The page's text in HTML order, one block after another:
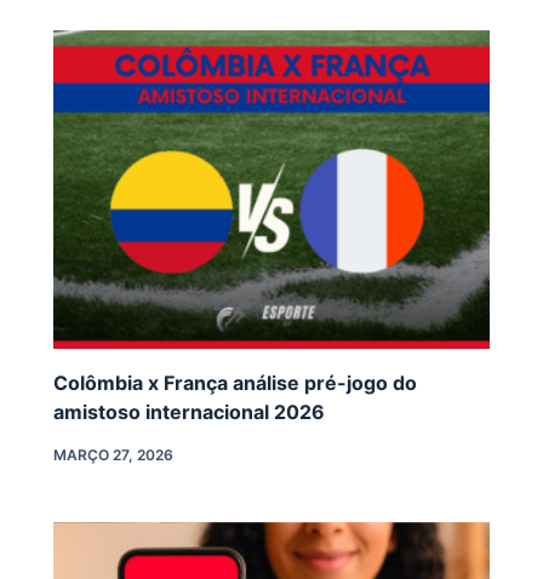
Colômbia x França análise pré-jogo do
amistoso internacional 2026
MARÇO 27, 2026